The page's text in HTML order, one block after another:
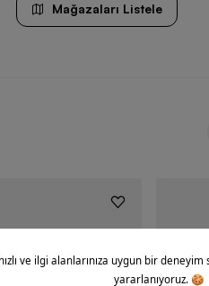
Mağazaları Listele